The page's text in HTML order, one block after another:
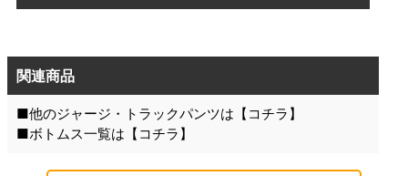
関連商品
■他のジャージ・トラックパンツは【 コチラ 】
■ボトムス一覧は【 コチラ 】